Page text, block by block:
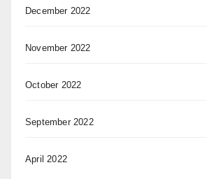
December 2022
November 2022
October 2022
September 2022
April 2022